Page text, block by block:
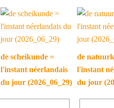
de scheikunde =
l'instant néerlandais
du jour (2026_06_29)
de
l'instant
du jour